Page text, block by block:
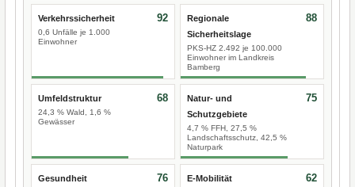
Verkehrssicherheit
0,6 Unfälle je 1.000
Einwohner
92
Regionale
Sicherheitslage
PKS-HZ 2.492 je 100.000
Einwohner im Landkreis
Bamberg
88
Umfeldstruktur
24,3 % Wald, 1,6 %
Gewässer
68
Natur- und
Schutzgebiete
4,7 % FFH, 27,5 %
Landschaftsschutz, 42,5 %
Naturpark
75
Gesundheit 76 E-Mobilität 62